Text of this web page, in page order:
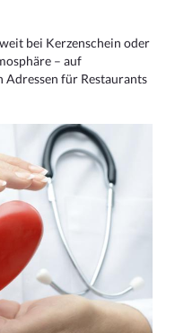
bei Kerzenschein oder
– auf
Adressen für Restaurants